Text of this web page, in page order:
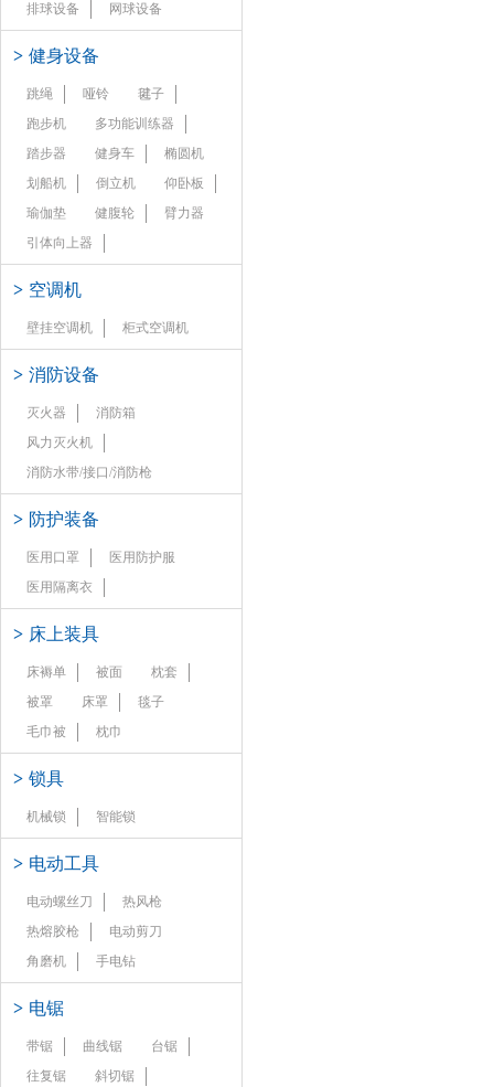
排球设备
网球设备
> 健身设备
跳绳 哑铃
毽子
跑步机
多功能训练器
踏步器
健身车
椭圆机
划船机
倒立机
仰卧板
瑜伽垫
健腹轮
臂力器
引体向上器
> 空调机
壁挂空调机 柜式空调机
> 消防设备
灭火器
消防箱
风力灭火机
消防水带/接口/消防枪
> 防护装备
医用口罩
医用防护服
医用隔离衣
> 床上装具
床褥单 被面
枕套
被罩
床罩
毯子
毛巾被
枕巾
> 锁具
机械锁 智能锁
> 电动工具
电动螺丝刀
热风枪
热熔胶枪
电动剪刀
角磨机
手电钻
> 电锯
带锯 曲线锯
台锯
往复锯
斜切锯